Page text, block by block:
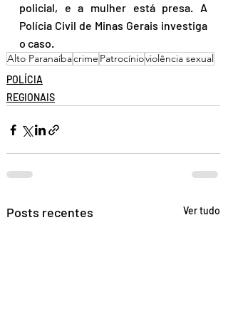
policial, e a mulher está presa. A
Polícia Civil de Minas Gerais investiga
o caso.
Alto Paranaíbacrime Patrocínioviolência sexual
POLÍCIA
REGIONAIS
Posts recentes Ver tudo